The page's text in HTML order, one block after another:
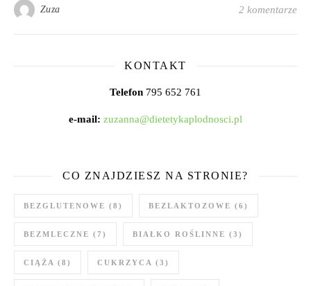
Zuza 2 komentarze
KONTAKT
Telefon 795 652 761
e-mail: zuzanna@dietetykaplodnosci.pl
CO ZNAJDZIESZ NA STRONIE?
BEZGLUTENOWE (8) BEZLAKTOZOWE (6)
BEZMLECZNE (7) BIAŁKO ROŚLINNE (3)
CIĄŻA (8) CUKRZYCA (3)